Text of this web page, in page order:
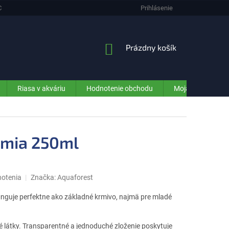
OSOBNÝCH ÚDAJOV (GDPR) - INFORMÁCIE PRE ZÁKAZNÍKOV E-
Prihlásenie
NÁKUPNÝ
Prázdny košík
Riasa v akváriu Hodnotenie obchodu Moja objednávka
250ml
Značka:Aquaforest
perfektne ako základné krmivo, najmä pre mladé
látky. Transparentné a jednoduché zloženie poskytuje